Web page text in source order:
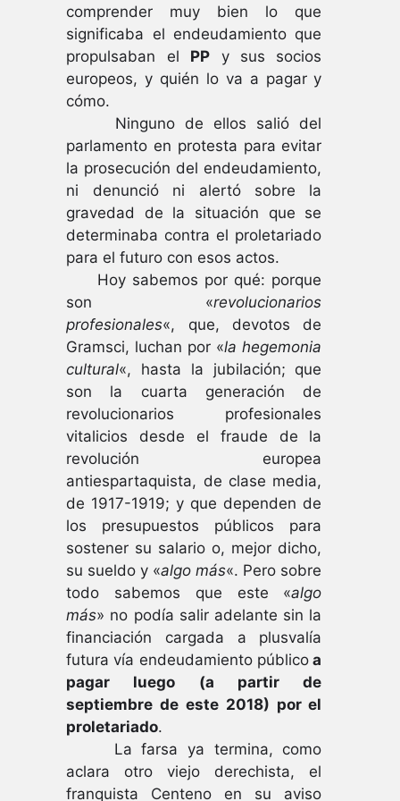
comprender muy bien lo que
significaba el endeudamiento que
propulsaban el PP y sus socios
europeos, y quién lo va a pagar y
cómo.
Ninguno de ellos salió del
parlamento en protesta para evitar
la prosecución del endeudamiento,
ni denunció ni alertó sobre la
gravedad de la situación que se
determinaba contra el proletariado
para el futuro con esos actos.
Hoy sabemos por qué: porque
son «revolucionarios
profesionales«, que, devotos de
Gramsci, luchan por «la hegemonia
cultural«, hasta la jubilación; que
son la cuarta generación de
revolucionarios profesionales
vitalicios desde el fraude de la
revolución europea
antiespartaquista, de clase media,
de 1917-1919; y que dependen de
los presupuestos públicos para
sostener su salario o, mejor dicho,
su sueldo y «algo más«. Pero sobre
todo sabemos que este «algo
más» no podía salir adelante sin la
financiación cargada a plusvalía
futura vía endeudamiento público a
pagar luego (a partir de
septiembre de este 2018) por el
proletariado.
La farsa ya termina, como
aclara otro viejo derechista, el
franquista Centeno en su aviso